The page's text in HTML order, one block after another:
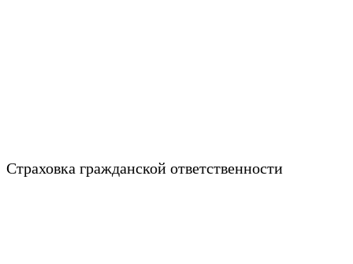
Страховка гражданской ответственности